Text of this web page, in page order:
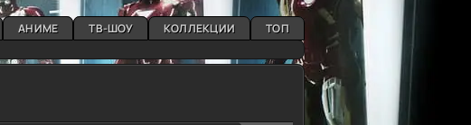
АНИМЕ ТВ-ШОУ КОЛЛЕКЦИИ ТОП